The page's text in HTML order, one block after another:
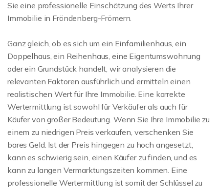
Sie eine professionelle Einschätzung des Werts Ihrer
Immobilie in Fröndenberg-Frömern.
Ganz gleich, ob es sich um ein Einfamilienhaus, ein
Doppelhaus, ein Reihenhaus, eine Eigentumswohnung
oder ein Grundstück handelt, wir analysieren die
relevanten Faktoren ausführlich und ermitteln einen
realistischen Wert für Ihre Immobilie. Eine korrekte
Wertermittlung ist sowohl für Verkäufer als auch für
Käufer von großer Bedeutung. Wenn Sie Ihre Immobilie zu
einem zu niedrigen Preis verkaufen, verschenken Sie
bares Geld. Ist der Preis hingegen zu hoch angesetzt,
kann es schwierig sein, einen Käufer zu finden, und es
kann zu langen Vermarktungszeiten kommen. Eine
professionelle Wertermittlung ist somit der Schlüssel zu